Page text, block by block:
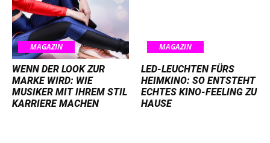
MAGAZIN
WENN DER LOOK ZUR
MARKE WIRD: WIE
MUSIKER MIT IHREM STIL
KARRIERE MACHEN
MAGAZIN
LED-LEUCHTEN FÜRS
HEIMKINO: SO ENTSTEHT
ECHTES KINO-FEELING ZU
HAUSE